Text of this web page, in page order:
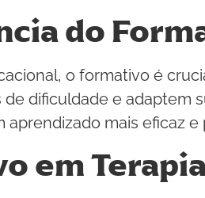
do
o formativo é
dificuldade e adaptem
aprendizado mais eficaz e
em